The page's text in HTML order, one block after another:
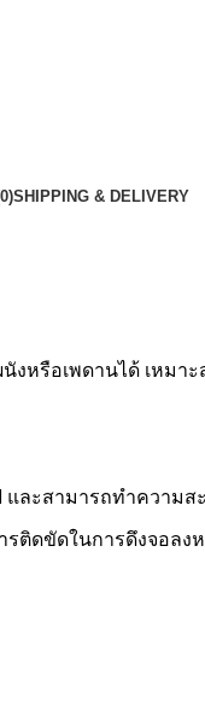
SHIPPING & DELIVERY
หรือเพดานได้ เหมา
ละสามารถทำความส
ดขัดในการดึงจอล